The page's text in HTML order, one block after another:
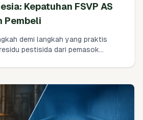
Kepatuhan FSVP AS
Pembeli
demi langkah yang praktis
pestisida dari pemasok
hasil ke toleransi EPA, memilih
aktivitas verifikasi
hasil gagal.